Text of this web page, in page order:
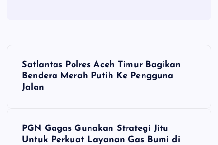
Satlantas Polres Aceh Timur Bagikan
Bendera Merah Putih Ke Pengguna
Jalan
PGN Gagas Gunakan Strategi Jitu
Untuk Perkuat Layanan Gas Bumi di